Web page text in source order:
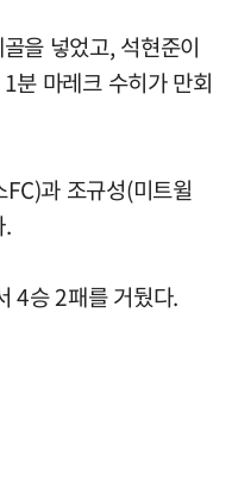
을 넣었고, 석현준이
분 마레크 수히가 만회
과 조규성(미트윌
.
4승 2패를 거뒀다.